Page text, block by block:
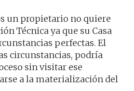
un propietario no quiere
Técnica ya que su Casa
perfectas. El
circunstancias, podría
sin visitar ese
a la materialización del